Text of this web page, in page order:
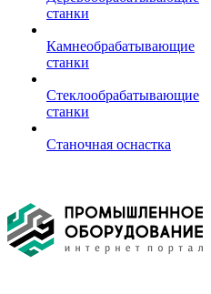
станки
Камнеобрабатывающие
станки
Стеклообрабатывающие
станки
Станочная оснастка